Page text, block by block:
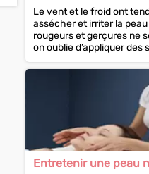
Le vent et le froid ont
assécher et irriter la
rougeurs et gerçures ne
on oublie d’appliquer des
Entretenir une peau